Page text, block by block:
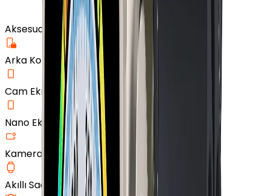
Aksesuar
Arka Koruma Kılıf
Cam Ekran Koruyucu
Nano Ekran Koruyucu
Kamera Cam Koruyucu
Akıllı Saat Aksesuarları